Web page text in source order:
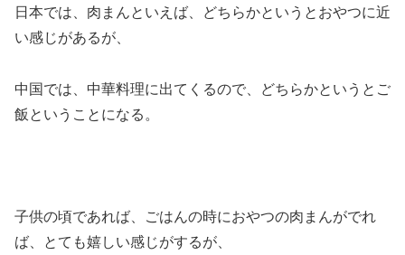
日本では、肉まんといえば、どちらかというとおやつに近
い感じがあるが、
中国では、中華料理に出てくるので、どちらかというとご
飯ということになる。
子供の頃であれば、ごはんの時におやつの肉まんがでれ
ば、とても嬉しい感じがするが、